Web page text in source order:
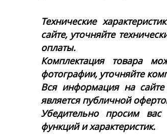
Технические
сайте, уточняйте
оплаты.
Комплектация товара
фотографии, уточняйте
Вся информация на
является публичной
Убедительно просим
функций и характеристик.